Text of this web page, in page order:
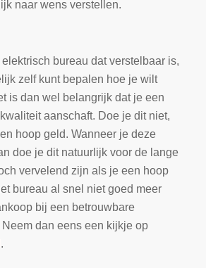
naar wens verstellen.
bureau dat verstelbaar is,
zelf kunt bepalen hoe je wilt
is dan wel belangrijk dat je een
aanschaft. Doe je dit niet,
hoop geld. Wanneer je deze
doe je dit natuurlijk voor de lange
vervelend zijn als je een hoop
bureau al snel niet goed meer
bij een betrouwbare
dan eens een kijkje op
.